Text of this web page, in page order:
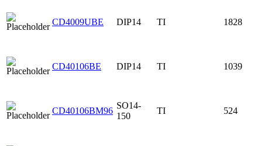
CD4009UBE DIP14 TI 1828
CD40106BE DIP14 TI 1039
CD40106BM96
SO14-
150
TI 524